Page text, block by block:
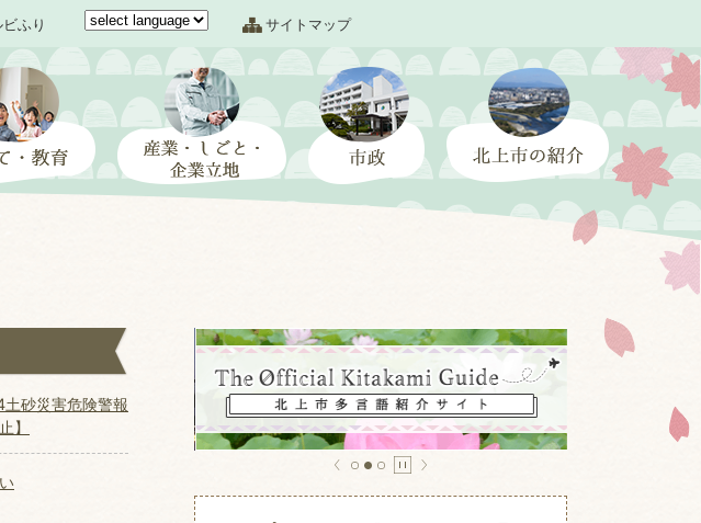
ビふり サイトマップ
砂災害危険警報
】